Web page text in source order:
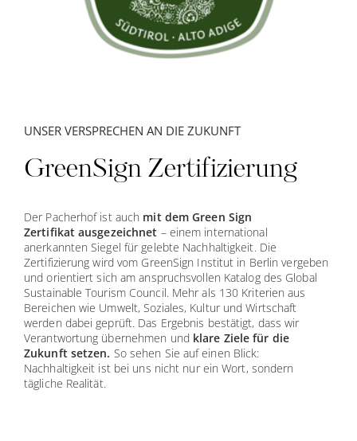
UNSER VERSPRECHEN AN DIE ZUKUNFT
GreenSign Zertifizierung
Der Pacherhof ist auch mit dem Green Sign
Zertifikat ausgezeichnet – einem international
anerkannten Siegel für gelebte Nachhaltigkeit. Die
Zertifizierung wird vom GreenSign Institut in Berlin vergeben
und orientiert sich am anspruchsvollen Katalog des Global
Sustainable Tourism Council. Mehr als 130 Kriterien aus
Bereichen wie Umwelt, Soziales, Kultur und Wirtschaft
werden dabei geprüft. Das Ergebnis bestätigt, dass wir
Verantwortung übernehmen und klare Ziele für die
Zukunft setzen. So sehen Sie auf einen Blick:
Nachhaltigkeit ist bei uns nicht nur ein Wort, sondern
tägliche Realität.